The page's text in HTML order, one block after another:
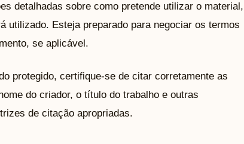
detalhadas sobre como pretende utilizar o material,
utilizado. Esteja preparado para negociar os termos
se aplicável.
protegido, certifique-se de citar corretamente as
do criador, o título do trabalho e outras
de citação apropriadas.